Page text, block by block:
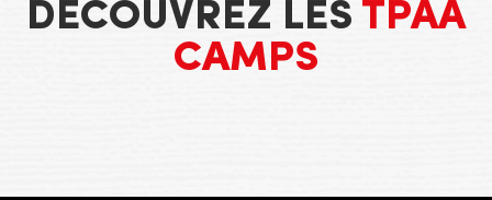
DÉCOUVREZ LES TPAA
CAMPS